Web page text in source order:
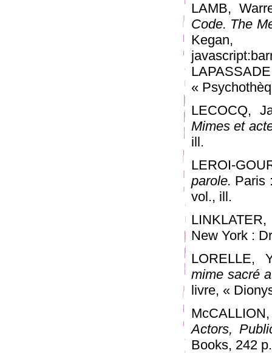
LAMB,
Code. The
«
LECOCQ,
Mimes et
ill.
LEROI-
parole. Paris
vol., ill.
New York :
LORELLE,
mime sacré
livre, «
Actors,
Books, 242